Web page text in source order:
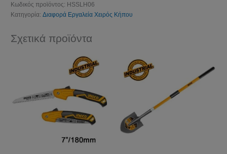
Κωδικός προϊόντος: HSSLH06
Κατηγορία:Διαφορά Εργαλεία Χειρός Κήπου
Σχετικά προϊόντα